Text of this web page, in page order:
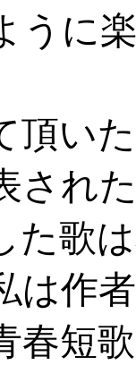
うに
い
され
歌
は作
短